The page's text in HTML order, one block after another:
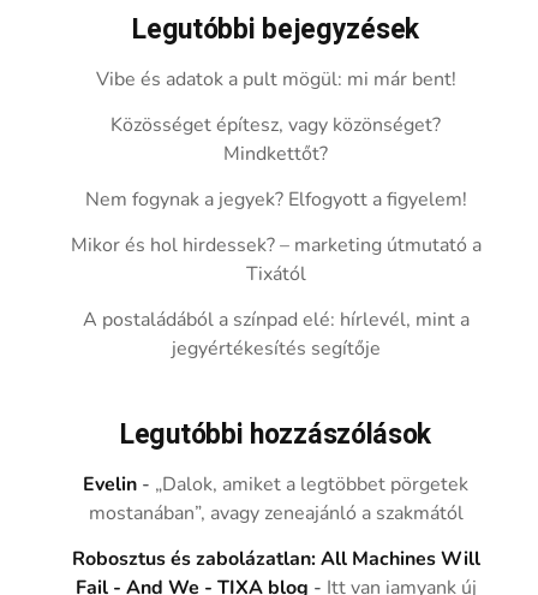
Legutóbbi bejegyzések
Vibe és adatok a pult mögül: mi már bent!
Közösséget építesz, vagy közönséget?
Mindkettőt?
Nem fogynak a jegyek? Elfogyott a figyelem!
Mikor és hol hirdessek? – marketing útmutató a
Tixától
A postaládából a színpad elé: hírlevél, mint a
jegyértékesítés segítője
Legutóbbi hozzászólások
Evelin - „Dalok, amiket a legtöbbet pörgetek
mostanában”, avagy zeneajánló a szakmától
Robosztus és zabolázatlan: All Machines Will
Fail - And We - TIXA blog - Itt van iamyank új